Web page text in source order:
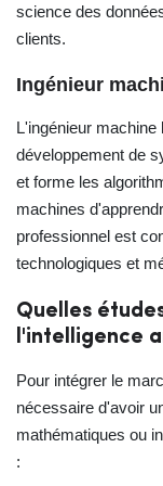
science des
clients.
Ingénieur
L'ingénieur
développement de
et forme les
machines
professionnel est
technologiques et
Quelles
l'intelligence
Pour intégrer le
nécessaire d'avoir
mathématiques ou
: